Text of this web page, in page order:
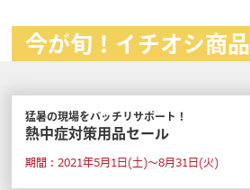
今が旬！イチオシ商品
猛暑の現場をバッチリサポート！
熱中症対策用品セール
期間：2021年5月1日(土)～8月31日(火)